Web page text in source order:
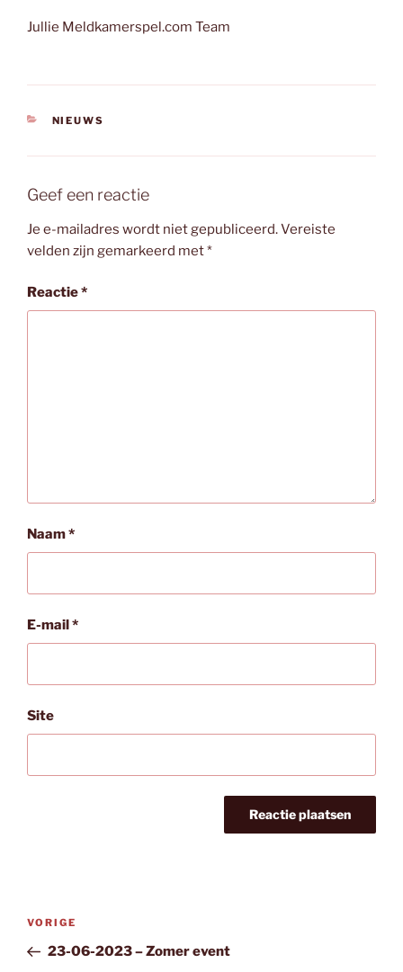
Jullie Meldkamerspel.com Team
CATEGORIEËN
NIEUWS
Geef een reactie
Je e-mailadres wordt niet gepubliceerd.Vereiste
velden zijn gemarkeerd met*
Reactie*
Naam*
E-mail*
Site
Bericht
Vorig
bericht
VORIGE
23-06-2023 – Zomer event